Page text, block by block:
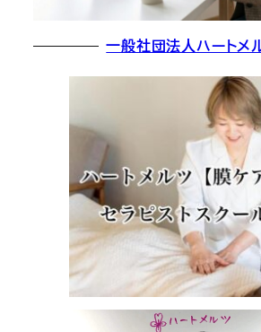
一般社団法人ハートメ